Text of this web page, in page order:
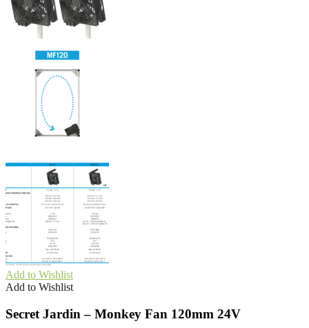
Add to Wishlist
Add to Wishlist
Secret Jardin – Monkey Fan 120mm 24V